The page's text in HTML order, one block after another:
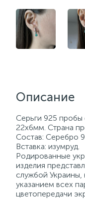
Описание
Серьги 925 пробы
22х6мм. Страна
Состав: Серебро
Вставка: изумруд.
Родированные
изделия
службой Украины,
указанием всех
цветопередачи